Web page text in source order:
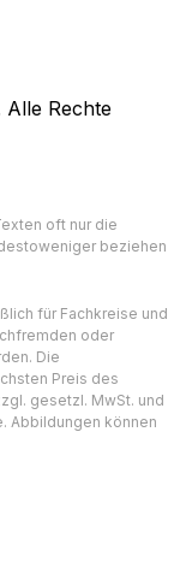
Alle Rechte
oft nur die
beziehen
für Fachkreise und
oder
Die
Preis des
gesetzl. MwSt. und
Abbildungen können